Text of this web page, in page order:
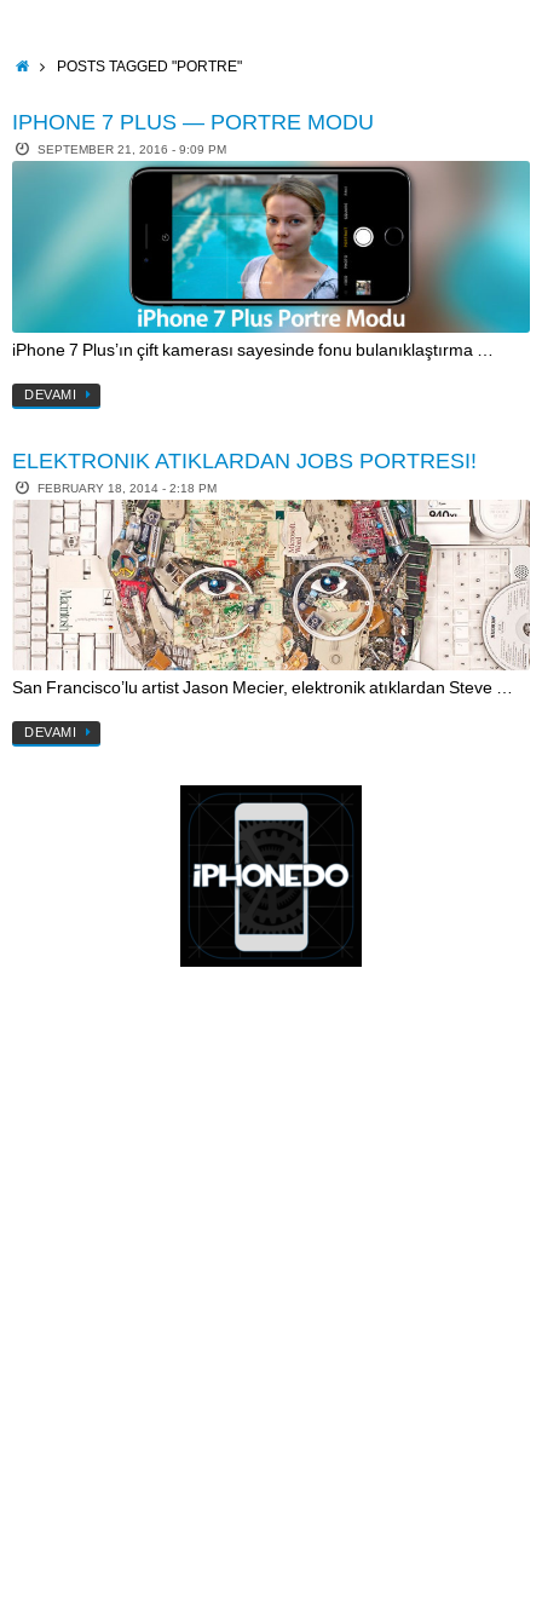
contentHOMEPOSTS TAGGED "PORTRE"
IPHONE 7 PLUS — PORTRE MODU
SEPTEMBER 21, 2016 - 9:09 PM
iPhone 7 Plus’ın çift kamerası sayesinde fonu bulanıklaştırma …
DEVAMI
ELEKTRONIK ATIKLARDAN JOBS PORTRESI!
FEBRUARY 18, 2014 - 2:18 PM
San Francisco’lu artist Jason Mecier, elektronik atıklardan Steve …
DEVAMI